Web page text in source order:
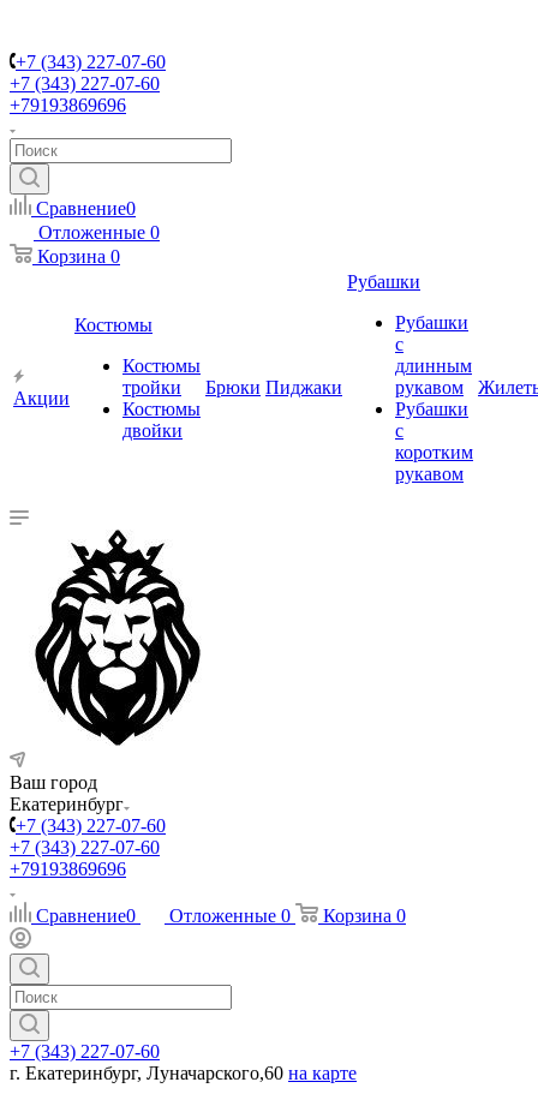
+7 (343) 227-07-60
+7 (343) 227-07-60
+79193869696
Сравнение0
Отложенные 0
Корзина 0
Акции
Костюмы
Костюмы
тройки
Костюмы
двойки
Брюки Пиджаки
Рубашки
Рубашки
с
длинным
рукавом
Рубашки
с
коротким
рукавом
Ваш город
Екатеринбург
+7 (343) 227-07-60
+7 (343) 227-07-60
+79193869696
Сравнение0 Отложенные 0 Корзина 0
+7 (343) 227-07-60
г. Екатеринбург, Луначарского,60 на карте